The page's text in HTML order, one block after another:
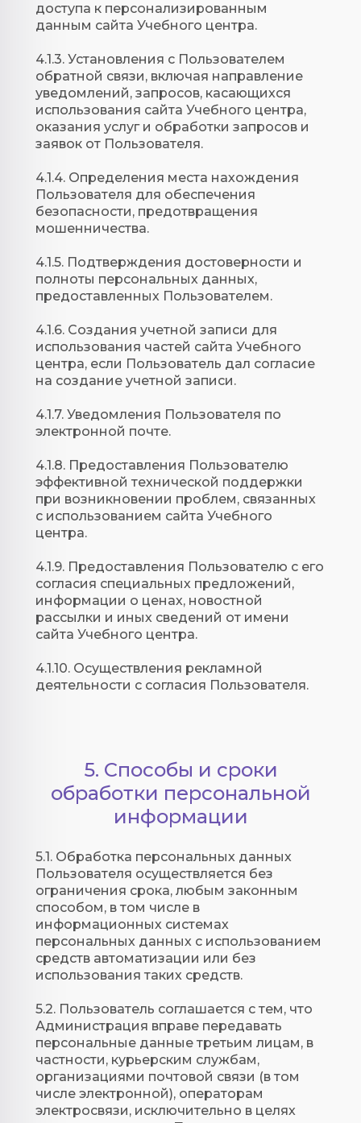
доступа к персонализированным
данным сайта Учебного центра.
4.1.3. Установления с Пользователем
обратной связи, включая направление
уведомлений, запросов, касающихся
использования сайта Учебного центра,
оказания услуг и обработки запросов и
заявок от Пользователя.
4.1.4. Определения места нахождения
Пользователя для обеспечения
безопасности, предотвращения
мошенничества.
4.1.5. Подтверждения достоверности и
полноты персональных данных,
предоставленных Пользователем.
4.1.6. Создания учетной записи для
использования частей сайта Учебного
центра, если Пользователь дал согласие
на создание учетной записи.
4.1.7. Уведомления Пользователя по
электронной почте.
4.1.8. Предоставления Пользователю
эффективной технической поддержки
при возникновении проблем, связанных
с использованием сайта Учебного
центра.
4.1.9. Предоставления Пользователю с его
согласия специальных предложений,
информации о ценах, новостной
рассылки и иных сведений от имени
сайта Учебного центра.
4.1.10. Осуществления рекламной
деятельности с согласия Пользователя.
5. Способы и сроки
обработки персональной
информации
5.1. Обработка персональных данных
Пользователя осуществляется без
ограничения срока, любым законным
способом, в том числе в
информационных системах
персональных данных с использованием
средств автоматизации или без
использования таких средств.
5.2. Пользователь соглашается с тем, что
Администрация вправе передавать
персональные данные третьим лицам, в
частности, курьерским службам,
организациями почтовой связи (в том
числе электронной), операторам
электросвязи, исключительно в целях